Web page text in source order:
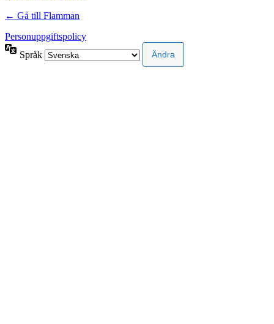
← Gå till Flamman
Personuppgiftspolicy
Språk